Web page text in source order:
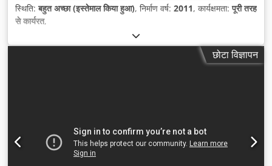
स्थिति:बहुत अच्छा (इस्तेमाल किया हुआ), निर्माण वर्ष: 2011, कार्यक्षमता:पूरी तरह
से कार्यरत,
छोटा विज्ञापन